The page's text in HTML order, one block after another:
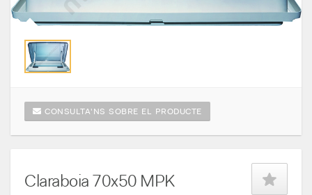
CONSULTA'NS SOBRE EL PRODUCTE
Claraboia 70x50 MPK